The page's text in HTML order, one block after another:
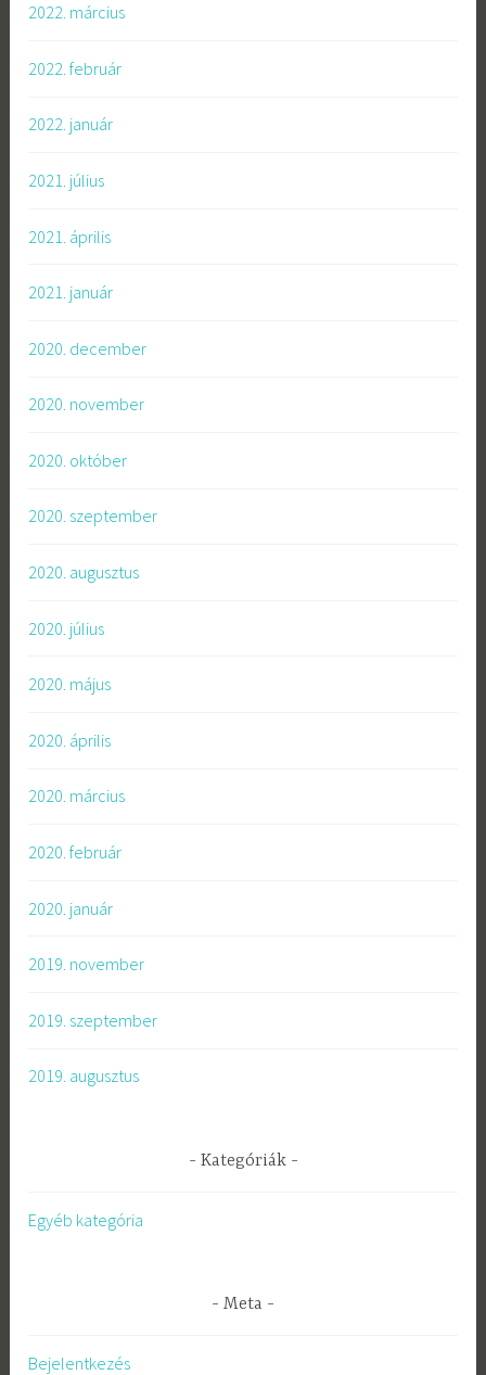
2022. március
2022. február
2022. január
2021. július
2021. április
2021. január
2020. december
2020. november
2020. október
2020. szeptember
2020. augusztus
2020. július
2020. május
2020. április
2020. március
2020. február
2020. január
2019. november
2019. szeptember
2019. augusztus
Kategóriák
Egyéb kategória
Meta
Bejelentkezés